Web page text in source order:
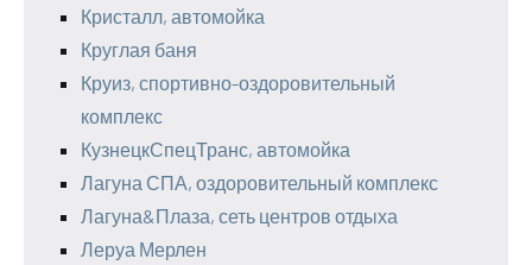
Кристалл, автомойка
Круглая баня
Круиз, спортивно-оздоровительный
комплекс
КузнецкСпецТранс, автомойка
Лагуна СПА, оздоровительный комплекс
Лагуна&Плаза, сеть центров отдыха
Леруа Мерлен